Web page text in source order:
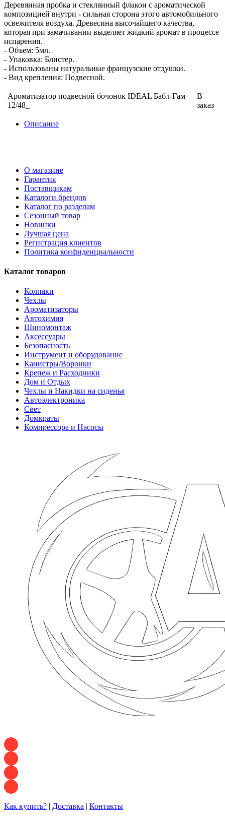
Деревянная пробка и стеклянный флакон с ароматической
композицией внутри - сильная сторона этого автомобильного
освежителя воздуха. Древесина высочайшего качества,
которая при замачивании выделяет жидкий аромат в процессе
испарения.
- Объем: 5мл.
- Упаковка: Блистер.
- Использованы натуральные французские отдушки.
- Вид крепления: Подвесной.
Ароматизатор подвесной бочонок IDEAL Бабл-Гам
12/48_
В
заказ
Описание
О магазине
Гарантия
Поставщикам
Каталоги брендов
Каталог по разделам
Сезонный товар
Новинки
Лучшая цена
Регистрация клиентов
Политика конфиденциальности
Каталог товаров
Колпаки
Чехлы
Ароматизаторы
Автохимия
Шиномонтаж
Аксессуары
Безопасность
Инструмент и оборудование
Канистры/Воронки
Крепеж и Расходники
Дом и Отдых
Чехлы и Накидки на сиденья
Автоэлектроника
Свет
Домкраты
Компрессора и Насосы
Как купить? | Доставка | Контакты